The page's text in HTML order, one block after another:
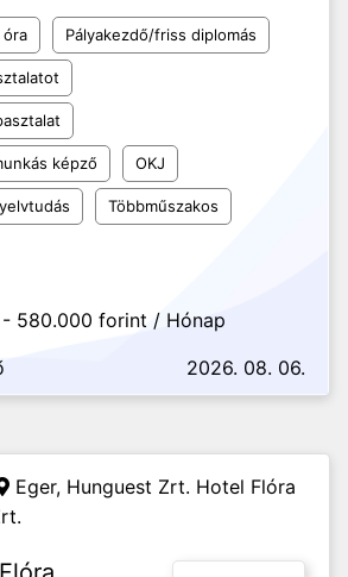
óra Pályakezdő/friss diplomás
képző OKJ
Többműszakos
580.000 forint / Hónap
2026. 08. 06.
Eger, Hunguest Zrt. Hotel Flóra